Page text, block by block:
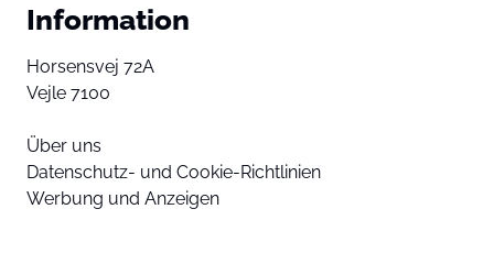
Information
Horsensvej 72A
Vejle 7100
Über uns
Datenschutz- und Cookie-Richtlinien
Werbung und Anzeigen